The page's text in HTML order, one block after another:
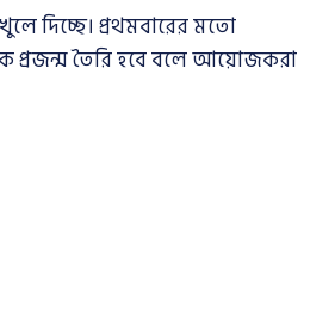
দিচ্ছে। প্রথমবারের মতো
প্রজন্ম তৈরি হবে বলে আয়োজকরা